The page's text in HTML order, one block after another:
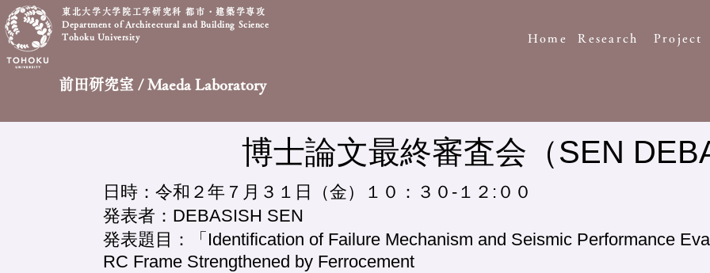
東北大学大学院工学研究科 都市・建築学専攻
Department of Architectural and Building Science
Tohoku University
前田研究室 / Maeda Laboratory
Home Research Project
博士論文最終審査会（SEN
日時：令和２年７月３１日（金）１０：３０-１２:００
発表者：DEBASISH SEN
発表題目：「Identification of Failure Mechanism and Seismic Performance
RC Frame Strengthened by Ferrocement